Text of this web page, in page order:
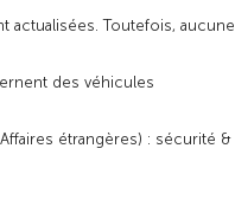
Toutefois, aucune
des véhicules
étrangères) : sécurité &